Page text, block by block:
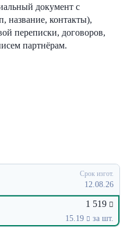
документ с
название, контакты),
переписки, договоров,
партнёрам.
Срок изгот.
12.08.26
1 519
15.19 за шт.